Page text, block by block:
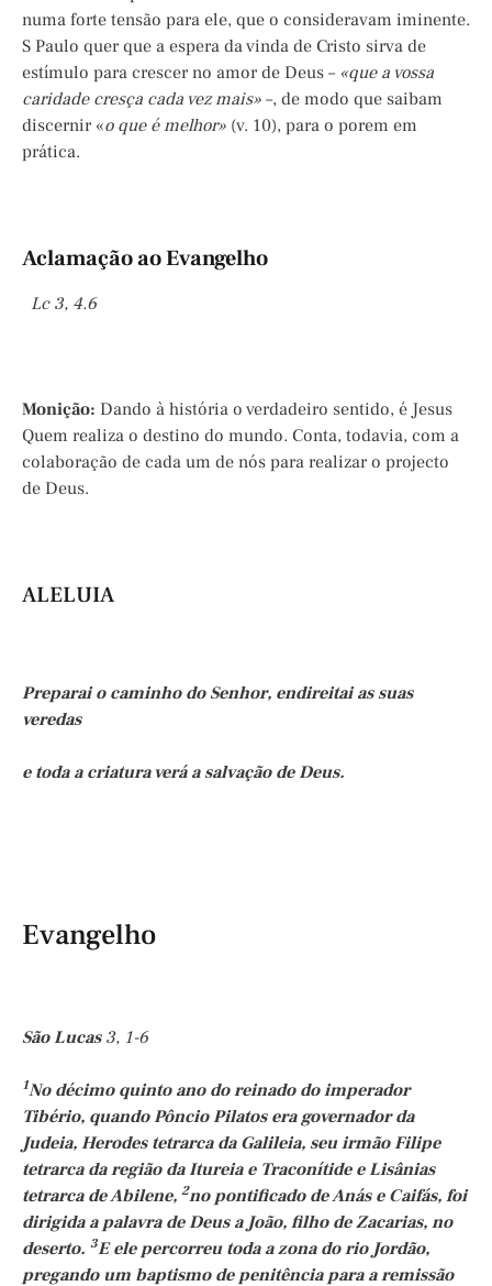
numa forte tensão para ele, que o consideravam iminente.
S Paulo quer que a espera da vinda de Cristo sirva de
estímulo para crescer no amor de Deus – «que a vossa
caridade cresça cada vez mais» –, de modo que saibam
discernir «o que é melhor» (v. 10), para o porem em
prática.
Aclamação ao Evangelho
Lc 3, 4.6
Monição: Dando à história o verdadeiro sentido, é Jesus
Quem realiza o destino do mundo. Conta, todavia, com a
colaboração de cada um de nós para realizar o projecto
de Deus.
ALELUIA
Preparai o caminho do Senhor, endireitai as suas
veredas
e toda a criatura verá a salvação de Deus.
Evangelho
São Lucas3, 1-6
1No décimo quinto ano do reinado do imperador
Tibério, quando Pôncio Pilatos era governador da
Judeia, Herodes tetrarca da Galileia, seu irmão Filipe
tetrarca da região da Itureia e Traconítide e Lisânias
tetrarca de Abilene, 2no pontificado de Anás e Caifás, foi
dirigida a palavra de Deus a João, filho de Zacarias, no
deserto. 3E ele percorreu toda a zona do rio Jordão,
pregando um baptismo de penitência para a remissão